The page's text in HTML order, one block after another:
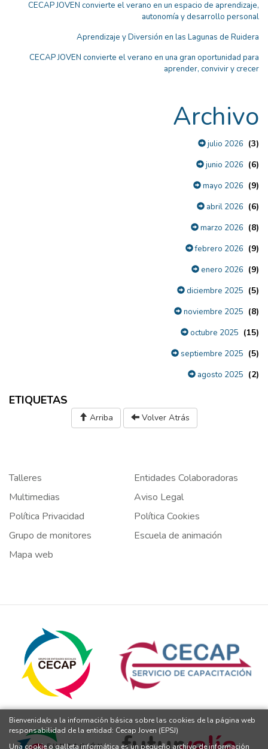
CECAP JOVEN convierte el verano en un espacio de aprendizaje,
autonomía y desarrollo personal
Aprendizaje y Diversión en las Lagunas de Ruidera
CECAP JOVEN convierte el verano en una gran oportunidad para
aprender, convivir y crecer
Archivo
julio 2026 (3)
junio 2026 (6)
mayo 2026 (9)
abril 2026 (6)
marzo 2026 (8)
febrero 2026 (9)
enero 2026 (9)
diciembre 2025 (5)
noviembre 2025 (8)
octubre 2025 (15)
septiembre 2025 (5)
agosto 2025 (2)
ETIQUETAS
Arriba Volver Atrás
Talleres
Entidades Colaboradoras
Multimedias
Aviso Legal
Política Privacidad
Política Cookies
Grupo de monitores
Escuela de animación
Mapa web
Bienvenida/o a la información básica sobre las cookies de la página web
responsabilidad de la entidad: Cecap Joven (EPSJ)
Una cookie o galleta informática es un pequeño archivo de información